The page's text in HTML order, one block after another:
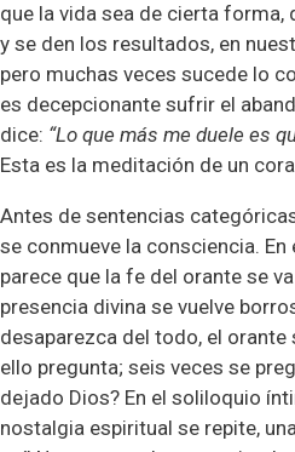
que la vida sea de cierta
y se den los resultados, en
pero muchas veces sucede lo
es decepcionante sufrir el
dice: “Lo que más me duele es
Esta es la meditación de un
Antes de sentencias
se conmueve la consciencia.
parece que la fe del orante se
presencia divina se vuelve
desaparezca del todo, el orante
ello pregunta; seis veces se
dejado Dios? En el soliloquio
nostalgia espiritual se repite,